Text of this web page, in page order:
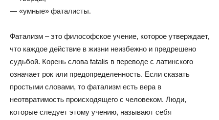
— «умные» фаталисты.
Фатализм – это философское учение, которое утверждает,
что каждое действие в жизни неизбежно и предрешено
судьбой. Корень слова fatalis в переводе с латинского
означает рок или предопределенность. Если сказать
простыми словами, то фатализм есть вера в
неотвратимость происходящего с человеком. Люди,
которые следует этому учению, называют себя